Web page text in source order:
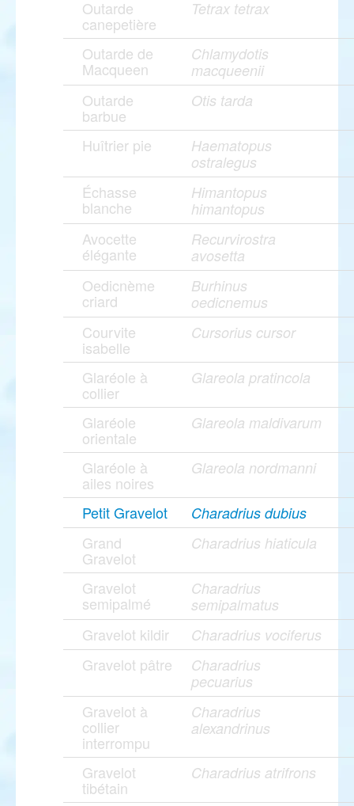
Outarde
canepetière
Tetrax tetrax
Outarde de
Macqueen
Chlamydotis
macqueenii
Outarde
barbue
Otis tarda
Huîtrier pie
Haematopus
ostralegus
Échasse
blanche
Himantopus
himantopus
Avocette
élégante
Recurvirostra
avosetta
Oedicnème
criard
Burhinus
oedicnemus
Courvite
isabelle
Cursorius cursor
Glaréole à
collier
Glareola pratincola
Glaréole
orientale
Glareola maldivarum
Glaréole à
ailes noires
Glareola nordmanni
Petit Gravelot Charadrius dubius
Grand
Gravelot
Charadrius hiaticula
Gravelot
semipalmé
Charadrius
semipalmatus
Gravelot kildir Charadrius vociferus
Gravelot pâtre
Charadrius
pecuarius
Gravelot à
collier
interrompu
Charadrius
alexandrinus
Gravelot
tibétain
Charadrius atrifrons